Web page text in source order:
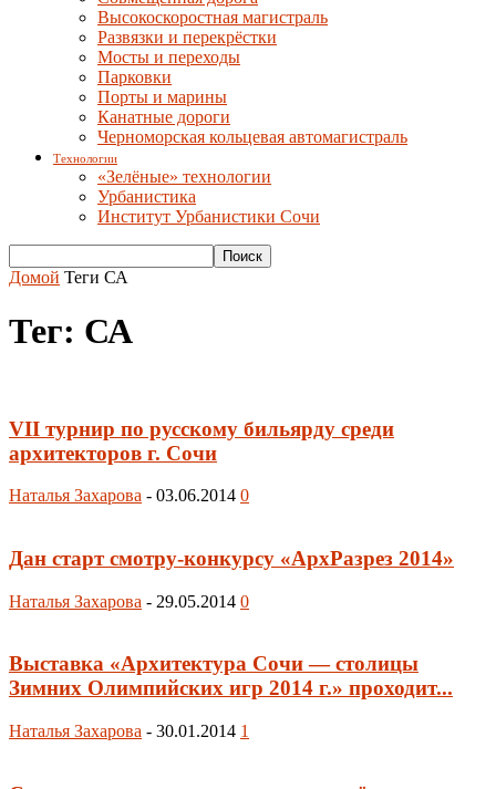
Высокоскоростная магистраль
Развязки и перекрёстки
Мосты и переходы
Парковки
Порты и марины
Канатные дороги
Черноморская кольцевая автомагистраль
Технологии
«Зелёные» технологии
Урбанистика
Институт Урбанистики Сочи
Домой Теги СА
Тег: СА
VII турнир по русскому бильярду среди
архитекторов г. Сочи
Наталья Захарова - 03.06.2014 0
Дан старт смотру-конкурсу «АрхРазрез 2014»
Наталья Захарова - 29.05.2014 0
Выставка «Архитектура Сочи — столицы
Зимних Олимпийских игр 2014 г.» проходит...
Наталья Захарова - 30.01.2014 1